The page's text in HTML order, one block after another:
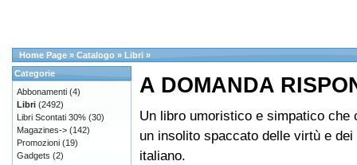
Home Page » Catalogo » Libri »
A DOMANDA
Un libro umoristico e simpatico che
un insolito spaccato delle virtù e
italiano.
Categorie
Abbonamenti (4)
Libri (2492)
Libri Scontati 30% (30)
Magazines-> (142)
Promozioni (19)
Gadgets (2)